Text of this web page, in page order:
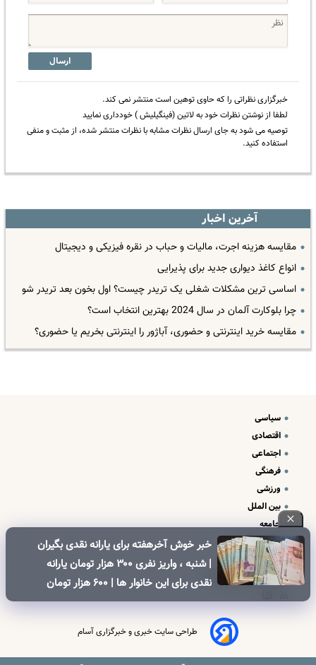
ارسال
خبرگزاری نظراتی را که حاوی توهین است منتشر نمی کند.
لطفا از نوشتن نظرات خود به لاتین (فینگیلیش ) خودداری نمایید
توصیه می شود به جای ارسال نظرات مشابه با نظرات منتشر شده، از مثبت و منفی
استفاده کنید.
آخرین اخبار
مقایسه هزینه اجرت، مالیات و حباب در نقره فیزیکی و دیجیتال
انواع کاغذ دیواری جدید برای پذیرایی
اساسی ترین مشکلات شغلی یک تریدر چیست؟ اول بخون بعد تریدر شو
چرا بلوکارت آلمان در سال 2024 بهترین انتخاب است؟
مقایسه خرید اینترنتی و حضوری، آباژور را اینترنتی بخریم یا حضوری؟
خبر خوش آخرهفته برای یارانه نقدی بگیران
| شنبه ، واریز نفری ۳۰۰ هزار تومان یارانه
نقدی برای این خانوار ها | ۶۰۰ هزار تومان
کالابرگ برای خانوارهای دارای فرزند
سیاسی
اقتصادی
اجتماعی
فرهنگی
ورزشی
بین الملل
جامعه
علم و فناوری
درباره ما
تبلیغات و تماس با ما
طراحی سایت خبری و خبرگزاری آسام